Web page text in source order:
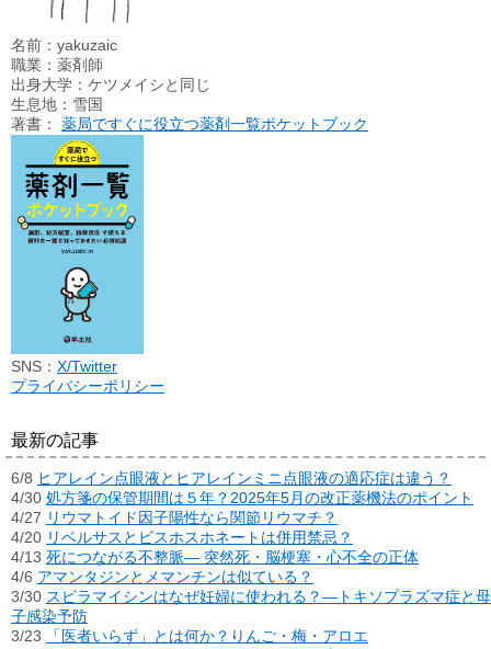
名前：yakuzaic
職業：薬剤師
出身大学：ケツメイシと同じ
生息地：雪国
著書： 薬局ですぐに役立つ薬剤一覧ポケットブック
SNS： X/Twitter
プライバシーポリシー
最新の記事
6/8 ヒアレイン点眼液とヒアレインミニ点眼液の適応症は違う？
4/30 処方箋の保管期間は５年？2025年5月の改正薬機法のポイント
4/27 リウマトイド因子陽性なら関節リウマチ？
4/20 リベルサスとビスホスホネートは併用禁忌？
4/13 死につながる不整脈― 突然死・脳梗塞・心不全の正体
4/6 アマンタジンとメマンチンは似ている？
3/30 スピラマイシンはなぜ妊婦に使われる？―トキソプラズマ症と母
子感染予防
3/23
「医者いらず」とは何か？りんご・梅・アロエ